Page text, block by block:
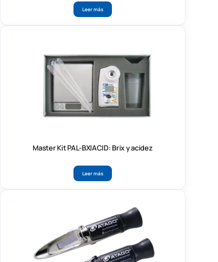
Leer más
Master Kit PAL-BX|ACID: Brix y acidez
Leer más